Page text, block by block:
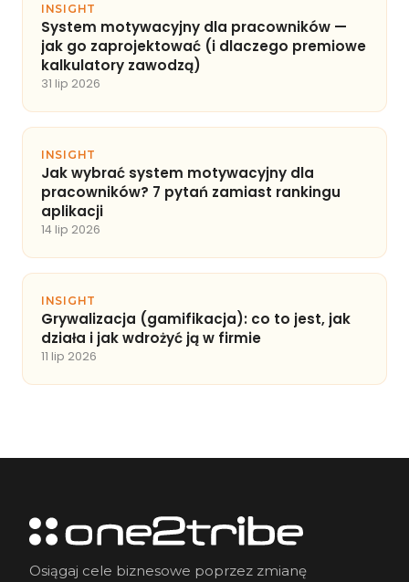
INSIGHT
System motywacyjny dla pracowników —
jak go zaprojektować (i dlaczego premiowe
kalkulatory zawodzą)
31 lip 2026
INSIGHT
Jak wybrać system motywacyjny dla
pracowników? 7 pytań zamiast rankingu
aplikacji
14 lip 2026
INSIGHT
Grywalizacja (gamifikacja): co to jest, jak
działa i jak wdrożyć ją w firmie
11 lip 2026
Osiągaj cele biznesowe poprzez zmianę